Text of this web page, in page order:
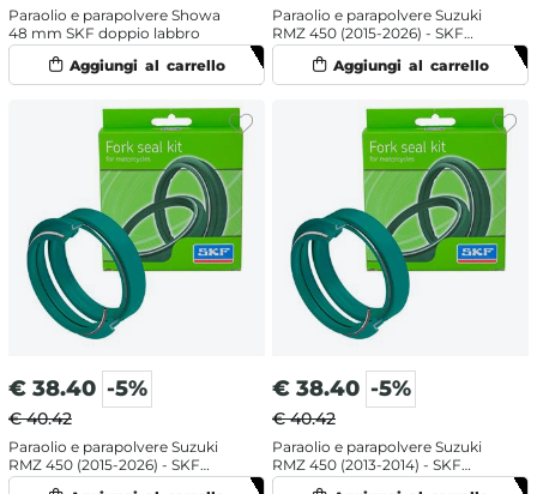
Paraolio e parapolvere Showa
48 mm SKF doppio labbro
Paraolio e parapolvere Suzuki
RMZ 450 (2015-2026) - SKF
labbro doppio
€ 38.40 -5%
€ 40.42
Paraolio e parapolvere Suzuki
RMZ 450 (2015-2026) - SKF
doppia mescola
€ 38.40 -5%
€ 40.42
Paraolio e parapolvere Suzuki
RMZ 450 (2013-2014) - SKF
doppia mescola